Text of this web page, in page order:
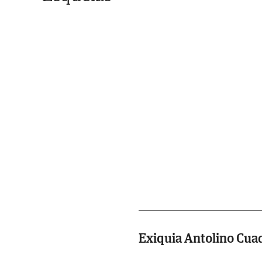
Exiquia Antolino